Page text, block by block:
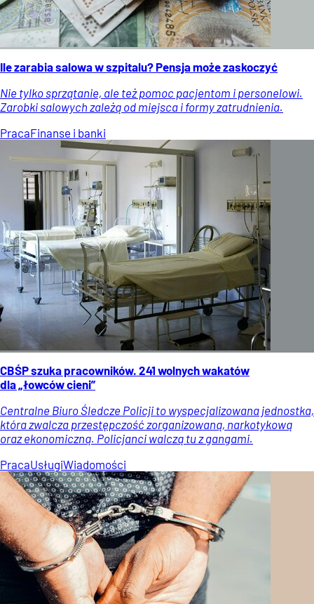
Ile zarabia salowa w szpitalu? Pensja może zaskoczyć
Nie tylko sprzątanie, ale też pomoc pacjentom i personelowi.
Zarobki salowych zależą od miejsca i formy zatrudnienia.
PracaFinanse i banki
CBŚP szuka pracowników. 241 wolnych wakatów
dla „łowców cieni”
Centralne Biuro Śledcze Policji to wyspecjalizowana jednostka,
która zwalcza przestępczość zorganizowaną, narkotykową
oraz ekonomiczną. Policjanci walczą tu z gangami.
PracaUsługiWiadomości